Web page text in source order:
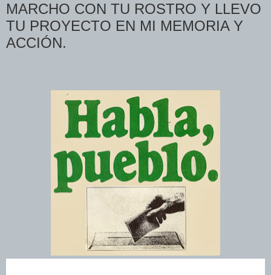
MARCHO CON TU ROSTRO Y LLEVO
TU PROYECTO EN MI MEMORIA Y
ACCIÓN.